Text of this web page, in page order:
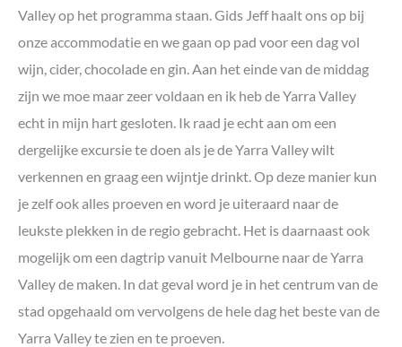
Valley op het programma staan. Gids Jeff haalt ons op bij
onze accommodatie en we gaan op pad voor een dag vol
wijn, cider, chocolade en gin. Aan het einde van de middag
zijn we moe maar zeer voldaan en ik heb de Yarra Valley
echt in mijn hart gesloten. Ik raad je echt aan om een
dergelijke excursie te doen als je de Yarra Valley wilt
verkennen en graag een wijntje drinkt. Op deze manier kun
je zelf ook alles proeven en word je uiteraard naar de
leukste plekken in de regio gebracht. Het is daarnaast ook
mogelijk om een dagtrip vanuit Melbourne naar de Yarra
Valley de maken. In dat geval word je in het centrum van de
stad opgehaald om vervolgens de hele dag het beste van de
Yarra Valley te zien en te proeven.